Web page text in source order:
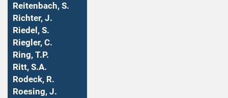
Reitenbach, S.
Richter, J.
Riedel, S.
Riegler, C.
Ring, T.P.
Ritt, S.A.
Rodeck, R.
Roesing, J.